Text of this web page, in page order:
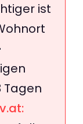
ist
Tagen